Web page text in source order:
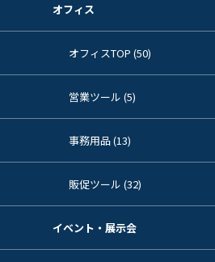
オフィス
オフィスTOP (50)
営業ツール (5)
事務用品 (13)
販促ツール (32)
イベント・展示会